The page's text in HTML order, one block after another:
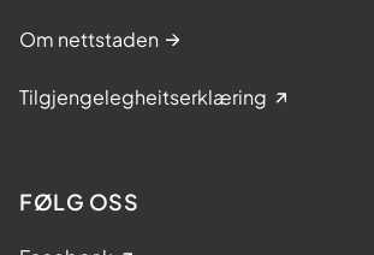
Om nettstaden
Tilgjengelegheitserklæring
FØLG OSS